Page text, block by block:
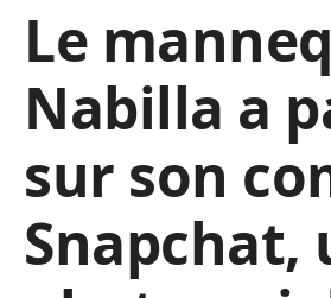
Le
Nabilla a
sur son
Snapchat,